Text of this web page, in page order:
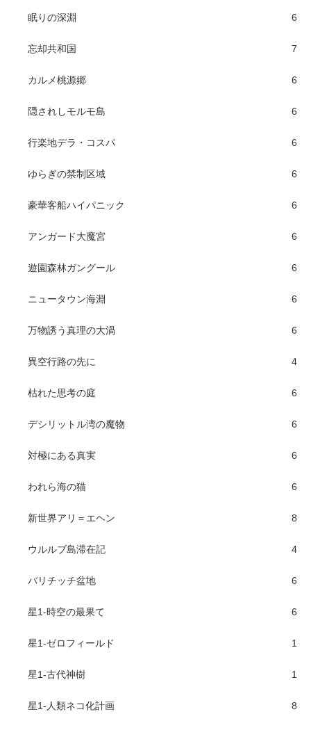
眠りの深淵 6
忘却共和国 7
カルメ桃源郷 6
隠されしモルモ島 6
行楽地デラ・コスパ 6
ゆらぎの禁制区域 6
豪華客船ハイパニック 6
アンガード大魔宮 6
遊園森林ガングール 6
ニュータウン海淵 6
万物誘う真理の大渦 6
異空行路の先に 4
枯れた思考の庭 6
デシリットル湾の魔物 6
対極にある真実 6
われら海の猫 6
新世界アリ＝エヘン 8
ウルルブ島滞在記 4
バリチッチ盆地 6
星1-時空の最果て 6
星1-ゼロフィールド 1
星1-古代神樹 1
星1-人類ネコ化計画 8